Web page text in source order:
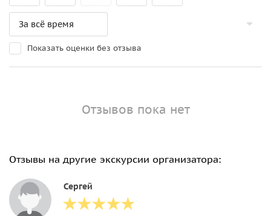
Показать оценки без отзыва
Отзывов пока нет
Отзывы на другие экскурсии организатора:
Сергей